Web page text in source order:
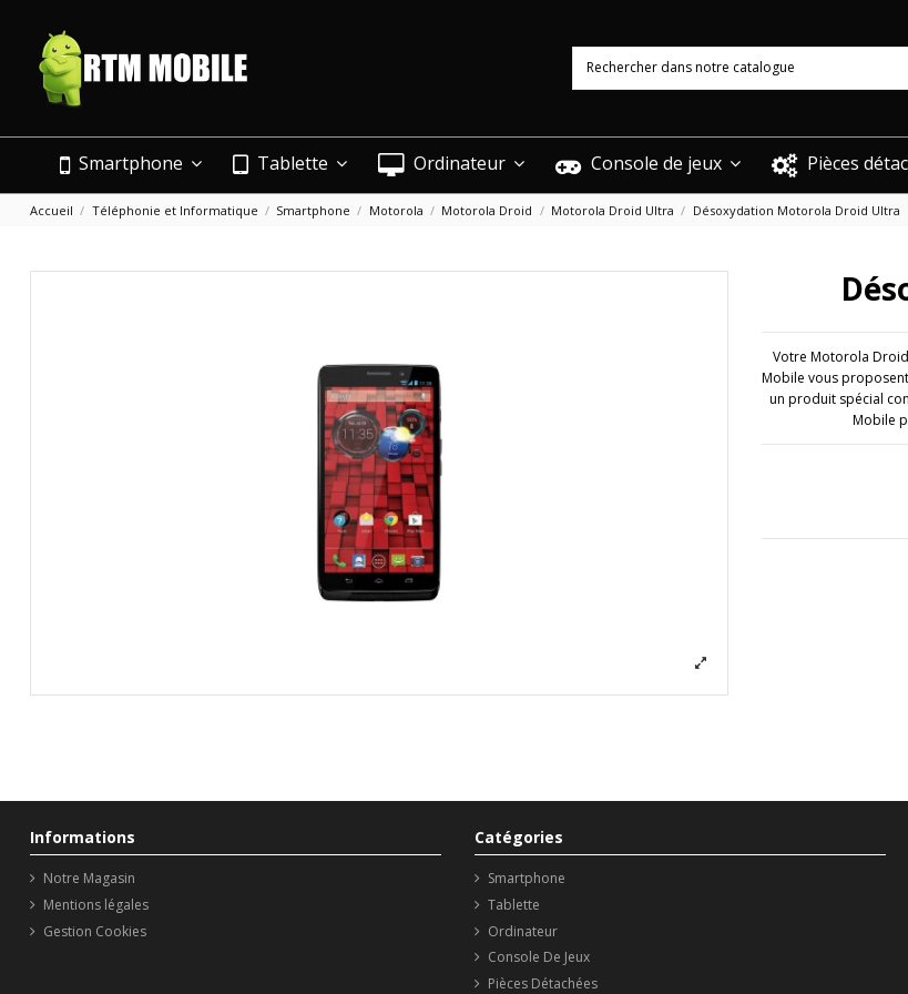
Smartphone Tablette Ordinateur Console de jeux Pièces
Accueil Téléphonie et Informatique Smartphone Motorola Motorola Droid Motorola Droid Ultra Désoxydation Motorola Droid Ultra
Votre Motorola
Mobile vous
un produit spécial
Mobile
Informations
Notre Magasin
Mentions légales
Gestion Cookies
Catégories
Smartphone
Tablette
Ordinateur
Console De Jeux
Pièces Détachées